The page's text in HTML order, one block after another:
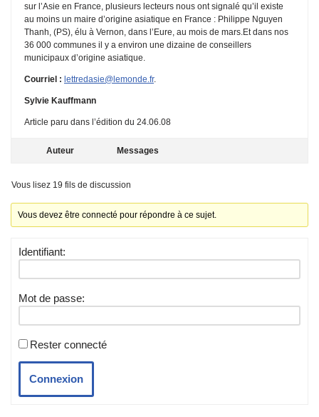
sur l’Asie en France, plusieurs lecteurs nous ont signalé qu’il existe
au moins un maire d’origine asiatique en France : Philippe Nguyen
Thanh, (PS), élu à Vernon, dans l’Eure, au mois de mars.Et dans nos
36 000 communes il y a environ une dizaine de conseillers
municipaux d’origine asiatique.
Courriel : lettredasie@lemonde.fr.
Sylvie Kauffmann
Article paru dans l’édition du 24.06.08
Auteur Messages
Vous lisez 19 fils de discussion
Vous devez être connecté pour répondre à ce sujet.
Identifiant:
Mot de passe:
Rester connecté
Connexion